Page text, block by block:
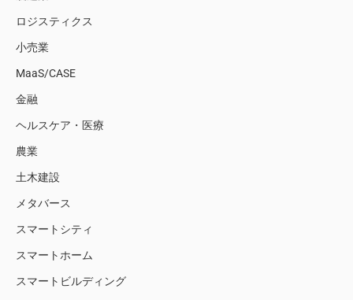
ロジスティクス
小売業
MaaS/CASE
金融
ヘルスケア・医療
農業
土木建設
メタバース
スマートシティ
スマートホーム
スマートビルディング